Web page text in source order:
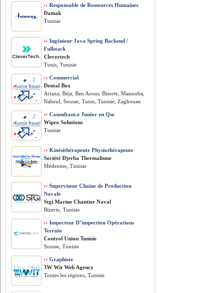
›› Responsable de Ressources Humaines
Damak
Tunisie
›› Ingénieur Java Spring Backend /
Fullstack
Clevertech
Tunis, Tunisie
›› Commercial
Dental Box
Ariana, Béja, Ben Arous, Bizerte, Manouba,
Nabeul, Sousse, Tunis, Tunisie, Zaghouan
›› Consultant.e Junior en Qse
Wipro Solutions
Tunisie
›› Kinésithérapeute Physiothérapeute
Société Djerba Thermalisme
Médenine, Tunisie
›› Superviseur Chaine de Production
Navale
Stgi Marine Chantier Naval
Bizerte, Tunisie
›› Inspecteur D’inspection Opérations
Terrain
Control Union Tunisie
Sousse, Tunisie
›› Graphiste
3W Wit Web Agency
Toutes les régions, Tunisie